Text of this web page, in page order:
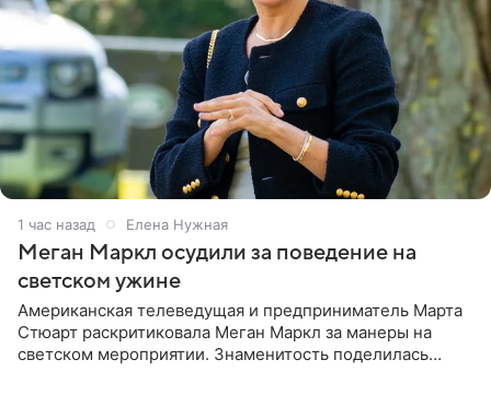
1 час назад Елена Нужная
Меган Маркл осудили за поведение на
светском ужине
Американская телеведущая и предприниматель Марта
Стюарт раскритиковала Меган Маркл за манеры на
светском мероприятии. Знаменитость поделилась